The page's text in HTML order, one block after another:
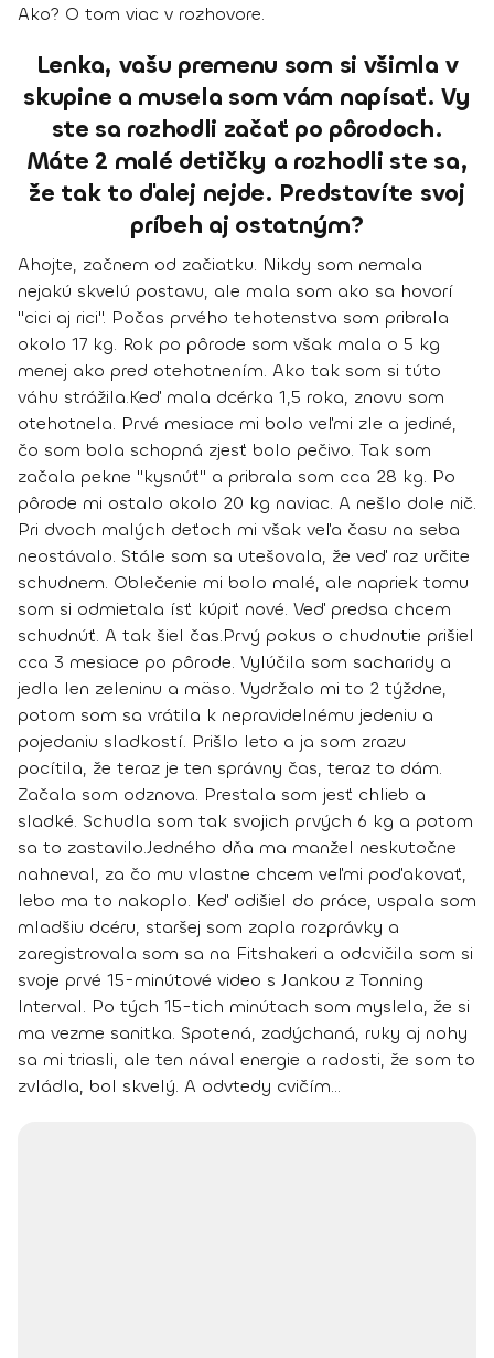
Ako? O tom viac v rozhovore.
Lenka, vašu premenu som si všimla v
skupine a musela som vám napísať. Vy
ste sa rozhodli začať po pôrodoch.
Máte 2 malé detičky a rozhodli ste sa,
že tak to ďalej nejde. Predstavíte svoj
príbeh aj ostatným?
Ahojte, začnem od začiatku. Nikdy som nemala
nejakú skvelú postavu, ale mala som ako sa hovorí
"cici aj rici". Počas prvého tehotenstva som pribrala
okolo 17 kg. Rok po pôrode som však mala o 5 kg
menej ako pred otehotnením. Ako tak som si túto
váhu strážila.Keď mala dcérka 1,5 roka, znovu som
otehotnela. Prvé mesiace mi bolo veľmi zle a jediné,
čo som bola schopná zjesť bolo pečivo. Tak som
začala pekne "kysnúť" a pribrala som cca 28 kg. Po
pôrode mi ostalo okolo 20 kg naviac. A nešlo dole nič.
Pri dvoch malých deťoch mi však veľa času na seba
neostávalo. Stále som sa utešovala, že veď raz určite
schudnem. Oblečenie mi bolo malé, ale napriek tomu
som si odmietala ísť kúpiť nové. Veď predsa chcem
schudnúť. A tak šiel čas.Prvý pokus o chudnutie prišiel
cca 3 mesiace po pôrode. Vylúčila som sacharidy a
jedla len zeleninu a mäso. Vydržalo mi to 2 týždne,
potom som sa vrátila k nepravidelnému jedeniu a
pojedaniu sladkostí. Prišlo leto a ja som zrazu
pocítila, že teraz je ten správny čas, teraz to dám.
Začala som odznova. Prestala som jesť chlieb a
sladké. Schudla som tak svojich prvých 6 kg a potom
sa to zastavilo.Jedného dňa ma manžel neskutočne
nahneval, za čo mu vlastne chcem veľmi poďakovať,
lebo ma to nakoplo. Keď odišiel do práce, uspala som
mladšiu dcéru, staršej som zapla rozprávky a
zaregistrovala som sa na Fitshakeri a odcvičila som si
svoje prvé 15-minútové video s Jankou z Tonning
Interval. Po tých 15-tich minútach som myslela, že si
ma vezme sanitka. Spotená, zadýchaná, ruky aj nohy
sa mi triasli, ale ten nával energie a radosti, že som to
zvládla, bol skvelý. A odvtedy cvičím...